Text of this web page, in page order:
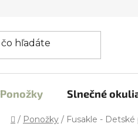
Ponožky Slnečné
Domov
/ Ponožky / Fusakle -